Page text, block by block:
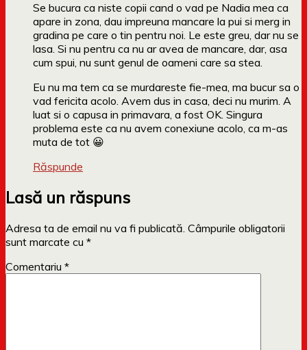
Se bucura ca niste copii cand o vad pe Nadia mea ca
apare in zona, dau impreuna mancare la pui si merg in
gradina pe care o tin pentru noi. Le este greu, dar nu se
lasa. Si nu pentru ca nu ar avea de mancare, dar, asa
cum spui, nu sunt genul de oameni care sa stea.
Eu nu ma tem ca se murdareste fie-mea, ma bucur sa o
vad fericita acolo. Avem dus in casa, deci nu murim. A
luat si o capusa in primavara, a fost OK. Singura
problema este ca nu avem conexiune acolo, ca m-as
muta de tot 😀
Răspunde
Lasă un răspuns
Adresa ta de email nu va fi publicată. Câmpurile obligatorii
sunt marcate cu *
Comentariu *